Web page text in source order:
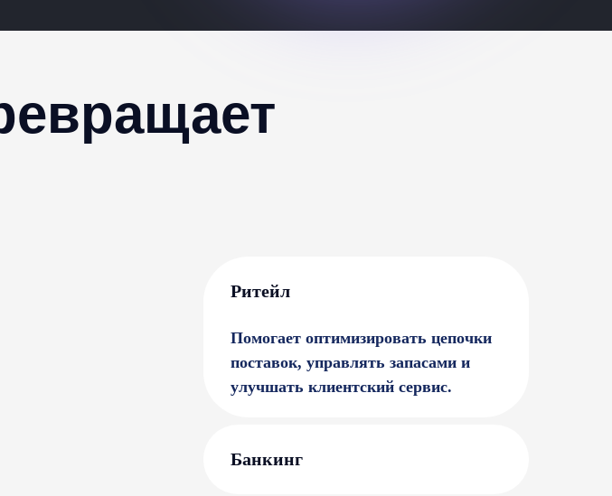
Рит ейл
Помогает оптимизировать цепочки
поставок, управлять запасами и
улучшать клиентский сервис.
Банки нг